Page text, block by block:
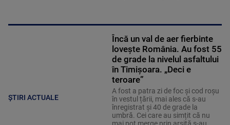
ȘTIRI ACTUALE
Încă un val de aer fierbinte
lovește România. Au fost 55
de grade la nivelul asfaltului
în Timișoara. „Deci e
teroare”
A fost a patra zi de foc și cod roșu
în vestul țării, mai ales că s-au
înregistrat și 40 de grade la
umbră. Cei care au simțit că nu